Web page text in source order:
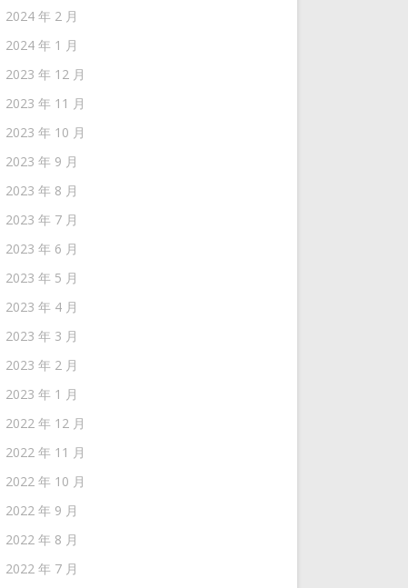
2024 年 2 月
2024 年 1 月
2023 年 12 月
2023 年 11 月
2023 年 10 月
2023 年 9 月
2023 年 8 月
2023 年 7 月
2023 年 6 月
2023 年 5 月
2023 年 4 月
2023 年 3 月
2023 年 2 月
2023 年 1 月
2022 年 12 月
2022 年 11 月
2022 年 10 月
2022 年 9 月
2022 年 8 月
2022 年 7 月